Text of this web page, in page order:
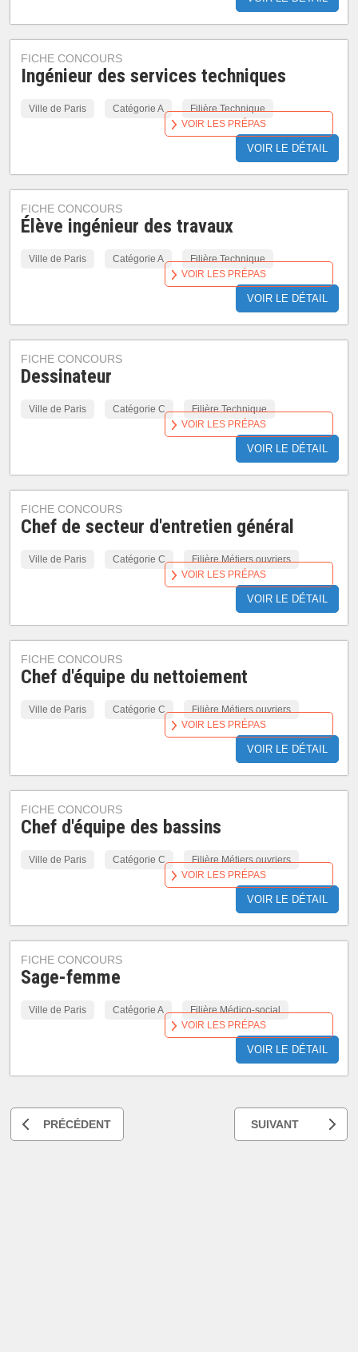
FICHE CONCOURS
Ingénieur des services techniques
Ville de Paris Catégorie A Filière Technique
VOIR LE DÉTAIL
VOIR LES PRÉPAS
FICHE CONCOURS
Élève ingénieur des travaux
Ville de Paris Catégorie A Filière Technique
VOIR LE DÉTAIL
VOIR LES PRÉPAS
FICHE CONCOURS
Dessinateur
Ville de Paris Catégorie C Filière Technique
VOIR LE DÉTAIL
VOIR LES PRÉPAS
FICHE CONCOURS
Chef de secteur d'entretien général
Ville de Paris Catégorie C Filière Métiers ouvriers
VOIR LE DÉTAIL
VOIR LES PRÉPAS
FICHE CONCOURS
Chef d'équipe du nettoiement
Ville de Paris Catégorie C Filière Métiers ouvriers
VOIR LE DÉTAIL
VOIR LES PRÉPAS
FICHE CONCOURS
Chef d'équipe des bassins
Ville de Paris Catégorie C Filière Métiers ouvriers
VOIR LE DÉTAIL
VOIR LES PRÉPAS
FICHE CONCOURS
Sage-femme
Ville de Paris Catégorie A Filière Médico-social
VOIR LE DÉTAIL
VOIR LES PRÉPAS
PRÉCÉDENT SUIVANT